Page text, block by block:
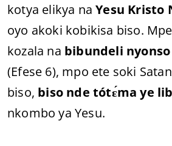
kotya elikya naYesu Kristo
oyo akoki kobikisa biso.
kozala na bibundeli
(Efese 6), mpo ete soki
biso, biso nde tótɛ́ma ye
nkombo ya Yesu.